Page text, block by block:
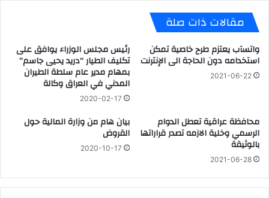
مقالات ذات صلة
واتسآب يعتزم طرح خاصية تمكن
استخدامه دون الحاجة الى الإنترنت
2021-06-22
رئيس مجلس الوزراء يوافق على
تكليف الطيار “دريد يحيى جاسم”
بمهام مدير عام سلطة الطيران
المدني في العراق وكالة
2020-02-17
محافظة عراقية تعطل الدوام
الرسمي وخلية الازمه تصدر قراراتها
بالوثيقة
2021-06-28
بيان هام من وزارة المالية حول
القروض
2020-10-17